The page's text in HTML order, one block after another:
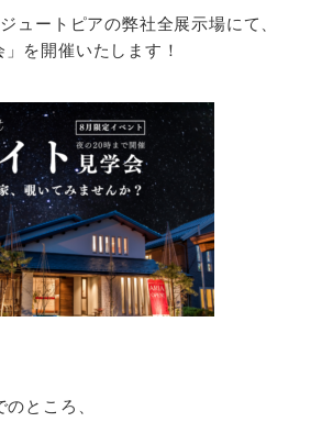
ュートピアの弊社全展示場にて、
」を開催いたします！
ところ、